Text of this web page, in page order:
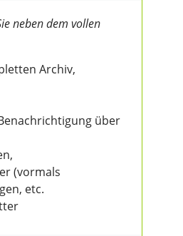
neben dem vollen
Archiv,
über
(vormals
etc.